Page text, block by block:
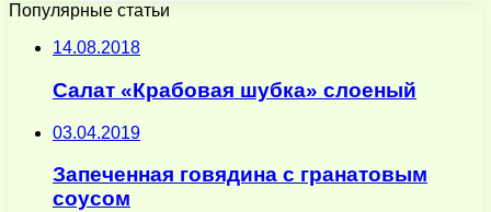
Популярные статьи
14.08.2018
Салат «Крабовая шубка» слоеный
03.04.2019
Запеченная говядина с гранатовым
соусом